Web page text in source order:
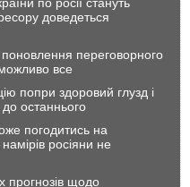
доведеться
переговорного
все
попри здоровий глузд і
останнього
погодитись на
росіяни не
щодо